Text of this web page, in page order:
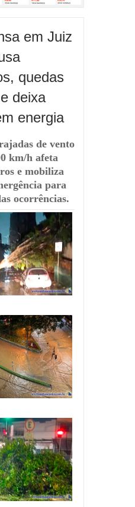
em Juiz
quedas
deixa
energia
de vento
km/h afeta
e mobiliza
para
ocorrências.